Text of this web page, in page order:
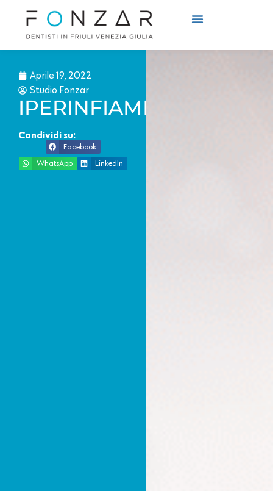
Aprile 19, 2022
Studio Fonzar
IPERINFIAMMAZIONE
Condividi su:
Facebook
WhatsApp
LinkedIn